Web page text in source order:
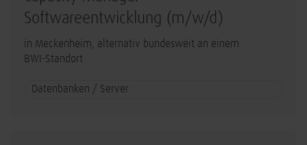
Softwareentwicklung (m/w/d)
in Meckenheim, alternativ bundesweit an einem
BWI-Standort
Datenbanken / Server